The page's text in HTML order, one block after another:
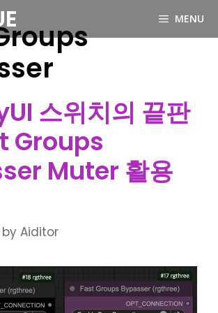
MENU
스위치의 끝판
Groups
Muter 활용
by Aiditor